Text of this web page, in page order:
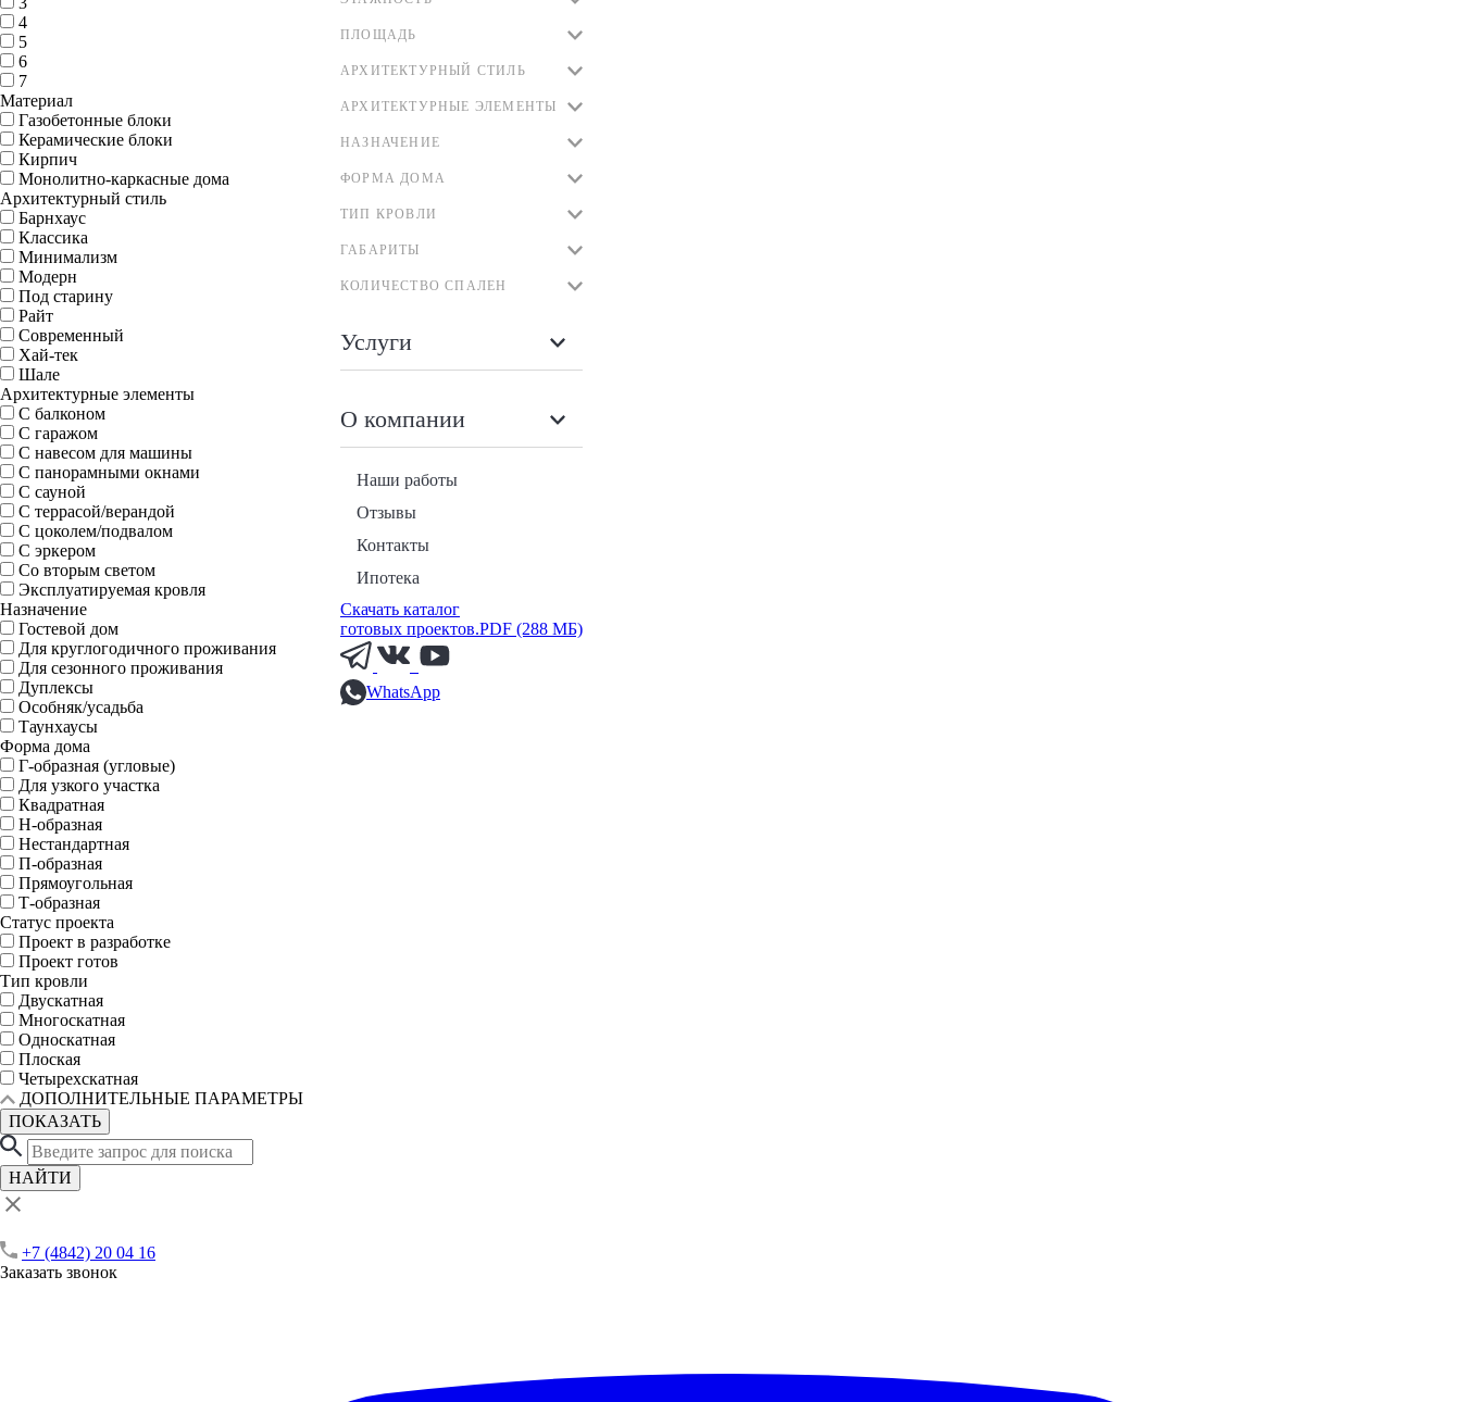
ПЛОЩАДЬ
АРХИТЕКТУРНЫЙ СТИЛЬ
АРХИТЕКТУРНЫЕ ЭЛЕМЕНТЫ
НАЗНАЧЕНИЕ
ФОРМА ДОМА
ТИП КРОВЛИ
ГАБАРИТЫ
КОЛИЧЕСТВО СПАЛЕН
Услуги
О компании
Наши работы
Отзывы
Контакты
Ипотека
Скачать каталог
готовых проектов.PDF (288 МБ)
WhatsApp
4
5
6
7
Материал
Газобетонные блоки
Керамические блоки
Кирпич
Монолитно-каркасные дома
Архитектурный стиль
Барнхаус
Классика
Минимализм
Модерн
Под старину
Райт
Современный
Хай-тек
Шале
Архитектурные элементы
С балконом
С гаражом
С навесом для машины
С панорамными окнами
С сауной
С террасой/верандой
С цоколем/подвалом
С эркером
Со вторым светом
Эксплуатируемая кровля
Назначение
Гостевой дом
Для круглогодичного проживания
Для сезонного проживания
Дуплексы
Особняк/усадьба
Таунхаусы
Форма дома
Г-образная (угловые)
Для узкого участка
Квадратная
Н-образная
Нестандартная
П-образная
Прямоугольная
Т-образная
Статус проекта
Проект в разработке
Проект готов
Тип кровли
Двускатная
Многоскатная
Односкатная
Плоская
Четырехскатная
ДОПОЛНИТЕЛЬНЫЕ ПАРАМЕТРЫ
ПОКАЗАТЬ
НАЙТИ
+7 (4842) 20 04 16
Заказать звонок